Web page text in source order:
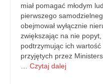
miał pomagać młodym
pierwszego
obejmował wyłącznie
zwiększając na nie
podtrzymując ich
przyjętych przez
Czytaj dalej